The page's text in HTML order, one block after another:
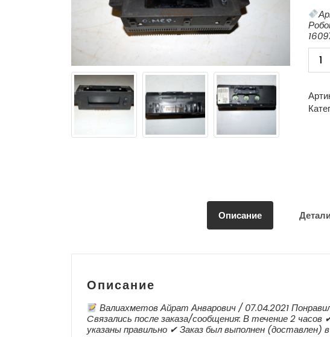
товара
в
Описание
Описание
Валиахметов Айрат Анварович / 07.04.2021
Cвязались после заказа/сообщения: В течение 2
указаны правильно ✔ Заказ был выполнен (доставлен)